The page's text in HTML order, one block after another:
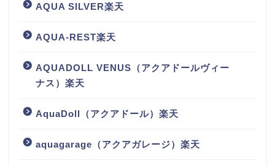
AQUA SILVER楽天
AQUA-REST楽天
AQUADOLL VENUS（アクアドールヴィー
ナス）楽天
AquaDoll（アクアドール）楽天
aquagarage（アクアガレージ）楽天